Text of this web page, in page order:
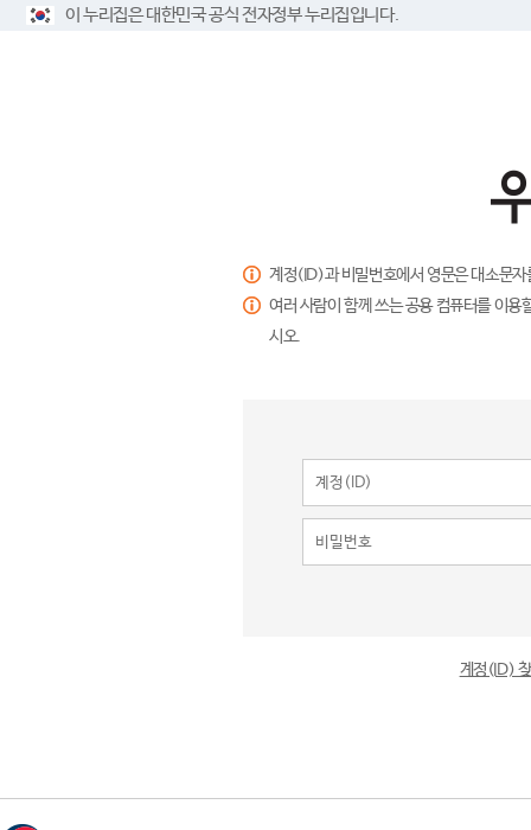
이 누리집은 대한민국 공식 전자정부 누리집입니다.
계정(ID)과 비밀번호에서 영문은 대소문
여러 사람이 함께 쓰는 공용 컴퓨터를 이
시오.
계정(ID)